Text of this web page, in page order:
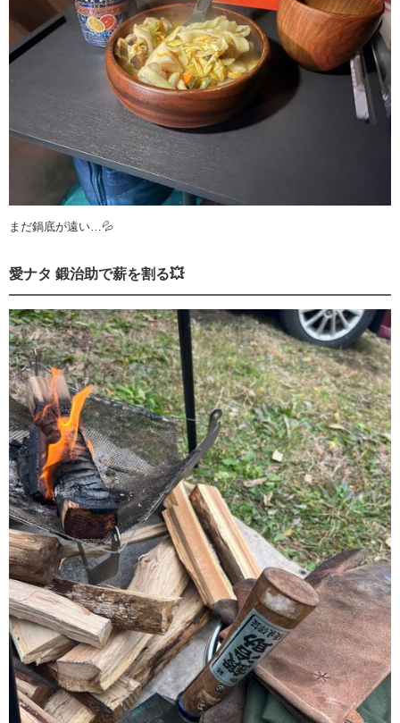
まだ鍋底が遠い…💦
愛ナタ 鍛治助で薪を割る💥